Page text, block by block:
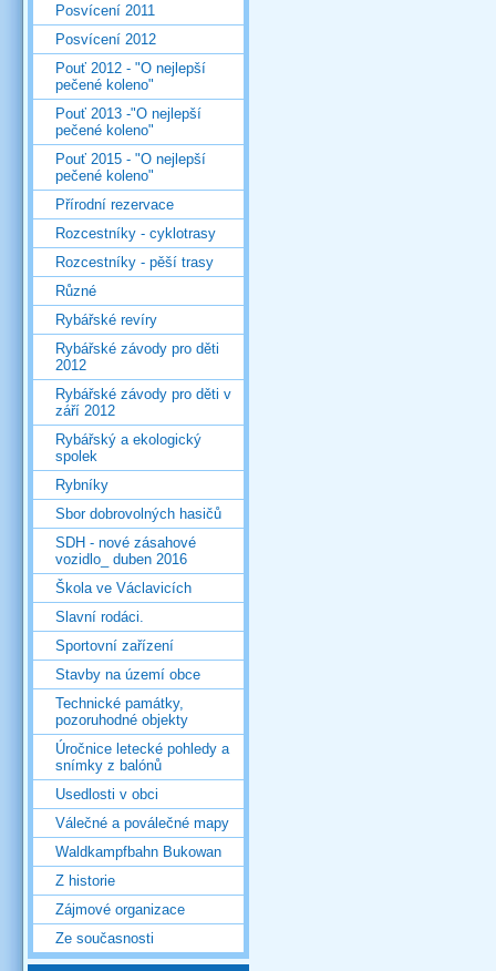
Posvícení 2011
Posvícení 2012
Pouť 2012 - "O nejlepší
pečené koleno"
Pouť 2013 -"O nejlepší
pečené koleno"
Pouť 2015 - "O nejlepší
pečené koleno"
Přírodní rezervace
Rozcestníky - cyklotrasy
Rozcestníky - pěší trasy
Různé
Rybářské revíry
Rybářské závody pro děti
2012
Rybářské závody pro děti v
září 2012
Rybářský a ekologický
spolek
Rybníky
Sbor dobrovolných hasičů
SDH - nové zásahové
vozidlo_ duben 2016
Škola ve Václavicích
Slavní rodáci.
Sportovní zařízení
Stavby na území obce
Technické památky,
pozoruhodné objekty
Úročnice letecké pohledy a
snímky z balónů
Usedlosti v obci
Válečné a poválečné mapy
Waldkampfbahn Bukowan
Z historie
Zájmové organizace
Ze současnosti